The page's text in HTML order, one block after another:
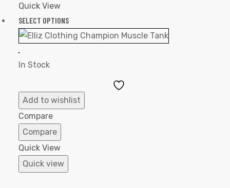
Quick View
SELECT OPTIONS
In Stock
Add to wishlist
Compare
Compare
Quick View
Quick view